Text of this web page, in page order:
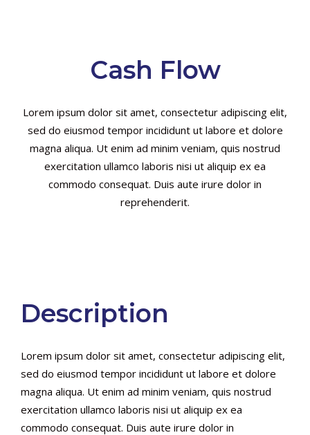
Cash Flow
Lorem ipsum dolor sit amet, consectetur adipiscing elit,
sed do eiusmod tempor incididunt ut labore et dolore
magna aliqua. Ut enim ad minim veniam, quis nostrud
exercitation ullamco laboris nisi ut aliquip ex ea
commodo consequat. Duis aute irure dolor in
reprehenderit.
Description
Lorem ipsum dolor sit amet, consectetur adipiscing elit,
sed do eiusmod tempor incididunt ut labore et dolore
magna aliqua. Ut enim ad minim veniam, quis nostrud
exercitation ullamco laboris nisi ut aliquip ex ea
commodo consequat. Duis aute irure dolor in